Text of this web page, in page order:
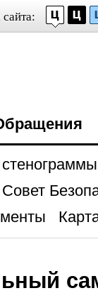
Совет